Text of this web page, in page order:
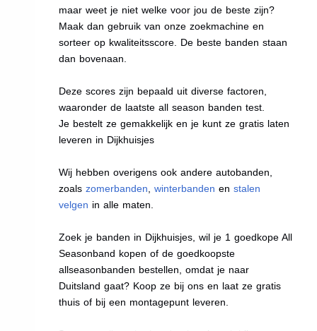
maar weet je niet welke voor jou de beste zijn?
Maak dan gebruik van onze zoekmachine en
sorteer op kwaliteitsscore. De beste banden staan
dan bovenaan.
Deze scores zijn bepaald uit diverse factoren,
waaronder de laatste all season banden test.
Je bestelt ze gemakkelijk en je kunt ze gratis laten
leveren in Dijkhuisjes
Wij hebben overigens ook andere autobanden,
zoalszomerbanden ,winterbanden enstalen
velgen in alle maten.
Zoek je banden in Dijkhuisjes, wil je 1 goedkope All
Seasonband kopen of de goedkoopste
allseasonbanden bestellen, omdat je naar
Duitsland gaat? Koop ze bij ons en laat ze gratis
thuis of bij een montagepunt leveren.